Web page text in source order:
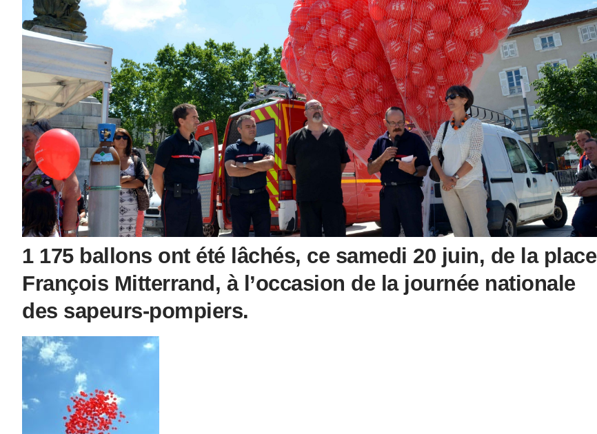
1 175 ballons ont été lâchés, ce samedi 20 juin, de la place
François Mitterrand, à l’occasion de la journée nationale
des sapeurs-pompiers.